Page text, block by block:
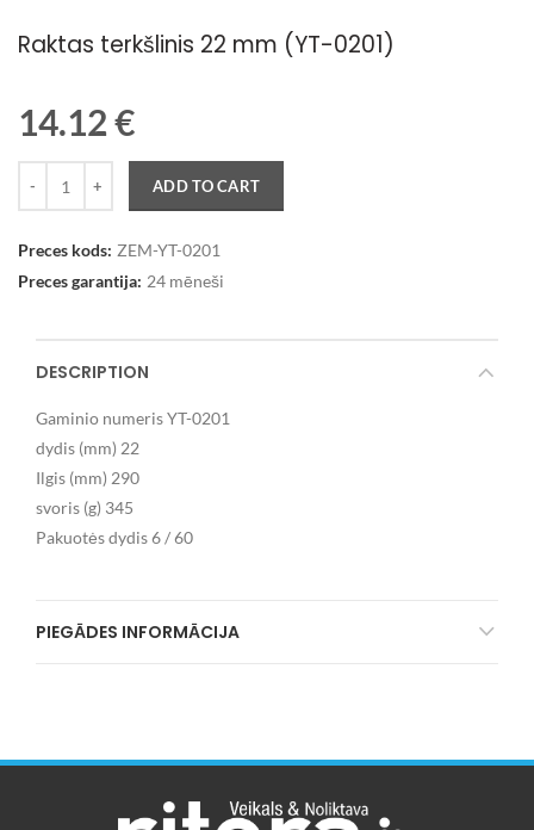
Raktas terkšlinis 22 mm (YT-0201)
14.12€
ADD TO CART
Preces kods: ZEM-YT-0201
Preces garantija: 24 mēneši
DESCRIPTION
Gaminio numeris YT-0201
dydis (mm) 22
Ilgis (mm) 290
svoris (g) 345
Pakuotės dydis 6 / 60
PIEGĀDES INFORMĀCIJA